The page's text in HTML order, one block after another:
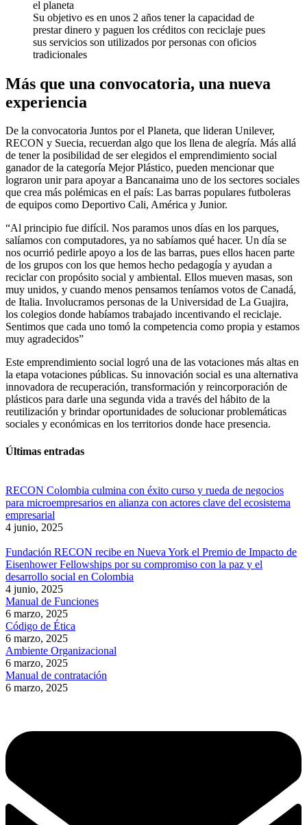
Su objetivo es en unos 2 años tener la capacidad de
prestar dinero y paguen los créditos con reciclaje pues
sus servicios son utilizados por personas con oficios
tradicionales
Más que una convocatoria, una nueva
experiencia
De la convocatoria Juntos por el Planeta, que lideran Unilever,
RECON y Suecia, recuerdan algo que los llena de alegría. Más allá
de tener la posibilidad de ser elegidos el emprendimiento social
ganador de la categoría Mejor Plástico, pueden mencionar que
lograron unir para apoyar a Bancanaima uno de los sectores sociales
que crea más polémicas en el país: Las barras populares futboleras
de equipos como Deportivo Cali, América y Junior.
“Al principio fue difícil. Nos paramos unos días en los parques,
salíamos con computadores, ya no sabíamos qué hacer. Un día se
nos ocurrió pedirle apoyo a los de las barras, pues ellos hacen parte
de los grupos con los que hemos hecho pedagogía y ayudan a
reciclar con propósito social y ambiental. Ellos mueven masas, son
muy unidos, y cuando menos pensamos teníamos votos de Canadá,
de Italia. Involucramos personas de la Universidad de La Guajira,
los colegios donde habíamos trabajado incentivando el reciclaje.
Sentimos que cada uno tomó la competencia como propia y estamos
muy agradecidos”
Este emprendimiento social logró una de las votaciones más altas en
la etapa votaciones públicas. Su innovación social es una alternativa
innovadora de recuperación, transformación y reincorporación de
plásticos para darle una segunda vida a través del hábito de la
reutilización y brindar oportunidades de solucionar problemáticas
sociales y económicas en los territorios donde hace presencia.
Últimas entradas
RECON Colombia culmina con éxito curso y rueda de negocios
para microempresarios en alianza con actores clave del ecosistema
empresarial
4 junio, 2025
Fundación RECON recibe en Nueva York el Premio de Impacto de
Eisenhower Fellowships por su compromiso con la paz y el
desarrollo social en Colombia
4 junio, 2025
Manual de Funciones
6 marzo, 2025
Código de Ética
6 marzo, 2025
Ambiente Organizacional
6 marzo, 2025
Manual de contratación
6 marzo, 2025